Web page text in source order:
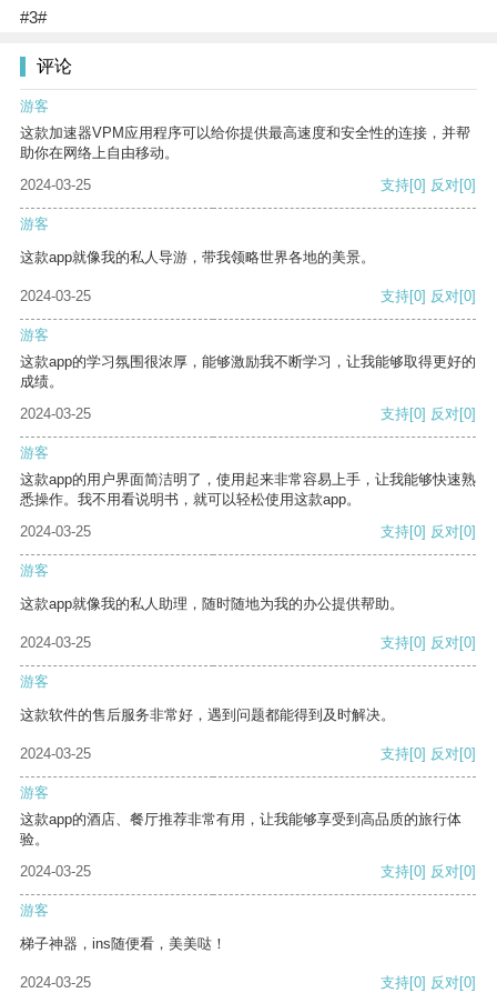
#3#
评论
游客
这款加速器VPM应用程序可以给你提供最高速度和安全性的连接，并帮
助你在网络上自由移动。
2024-03-25
支持[0] 反对[0]
游客
这款app就像我的私人导游，带我领略世界各地的美景。
2024-03-25 支持[0] 反对[0]
游客
这款app的学习氛围很浓厚，能够激励我不断学习，让我能够取得更好的
成绩。
2024-03-25
支持[0] 反对[0]
游客
这款app的用户界面简洁明了，使用起来非常容易上手，让我能够快速熟
悉操作。我不用看说明书，就可以轻松使用这款app。
2024-03-25
支持[0] 反对[0]
游客
这款app就像我的私人助理，随时随地为我的办公提供帮助。
2024-03-25 支持[0] 反对[0]
游客
这款软件的售后服务非常好，遇到问题都能得到及时解决。
2024-03-25 支持[0] 反对[0]
游客
这款app的酒店、餐厅推荐非常有用，让我能够享受到高品质的旅行体
验。
2024-03-25
支持[0] 反对[0]
游客
梯子神器，ins随便看，美美哒！
2024-03-25 支持[0] 反对[0]